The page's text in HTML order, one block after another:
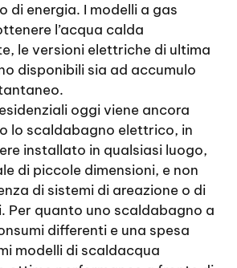
di energia. I modelli a gas
l’acqua calda
le versioni elettriche di ultima
disponibili sia ad accumulo
oggi viene ancora
lo scaldabagno elettrico, in
installato in qualsiasi luogo,
di piccole dimensioni, e non
di sistemi di areazione o di
Per quanto uno scaldabagno a
differenti e una spesa
modelli di scaldacqua